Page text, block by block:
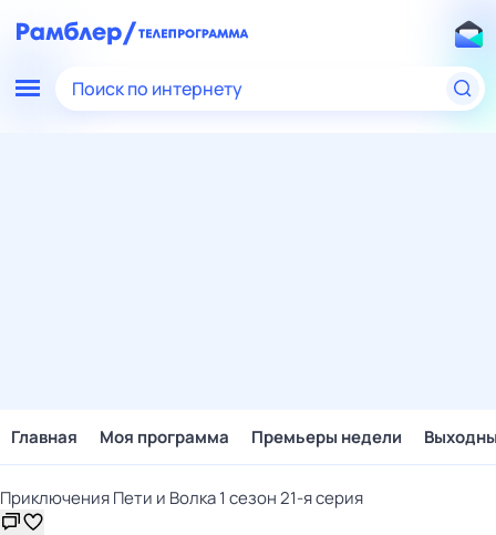
Поиск по интернету
Главная Моя программа Премьеры недели
Приключения Пети и Волка 1 сезон 21-я серия